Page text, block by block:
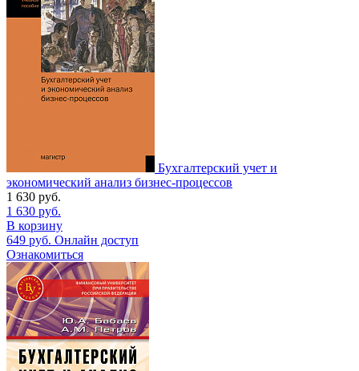
Бухгалтерский учет и
экономический анализ бизнес-процессов
1 630 руб.
1 630 руб.
В корзину
649 руб. Онлайн доступ
Ознакомиться